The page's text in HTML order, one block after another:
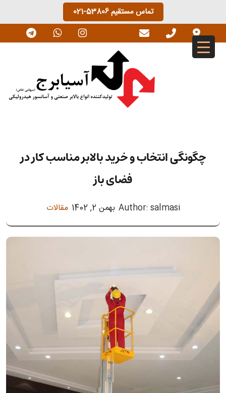
to
content
تماس مستقیم021-53806
چگونگی انتخاب و خرید بالابر مناسب کار در
فضای باز
Author: salmasi بهمن 2, 1402 مقالات